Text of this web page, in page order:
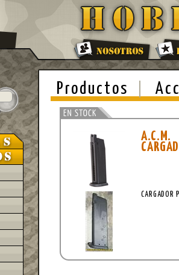
Productos
A.C.M.
CARGADOR